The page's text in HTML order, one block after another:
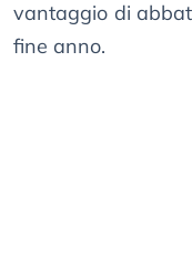
vantaggio di
fine anno.